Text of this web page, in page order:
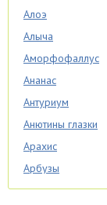
Алоэ
Алыча
Аморфофаллус
Ананас
Антуриум
Анютины глазки
Арахис
Арбузы
Аспарагус